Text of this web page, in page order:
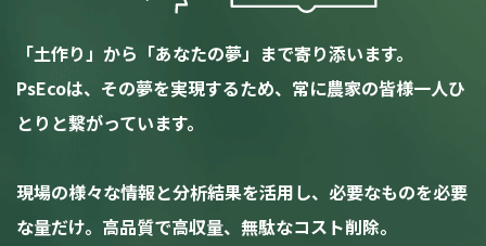
「土作り」から「あなたの夢」まで寄り添います。
PsEcoは、その夢を実現するため、常に農家の皆様一人ひ
とりと繋がっています。
現場の様々な情報と分析結果を活用し、必要なものを必要
な量だけ。高品質で高収量、無駄なコスト削除。